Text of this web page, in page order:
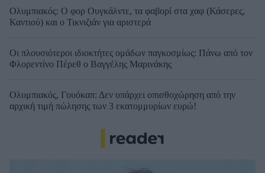
Ολυμπιακός: Ο φορ Ουγκάλντε, τα φαβορί στα χαφ (Κάσερες,
Καντιού) και ο Τικνιζιάν για αριστερά
Οι πλουσιότεροι ιδιοκτήτες ομάδων παγκοσμίως: Πάνω από τον
Φλορεντίνο Πέρεθ ο Βαγγέλης Μαρινάκης
Ολυμπιακός, Γουόκαπ: Δεν υπάρχει οπισθοχώρηση από την
αρχική τιμή πώλησης των 3 εκατομμυρίων ευρώ!